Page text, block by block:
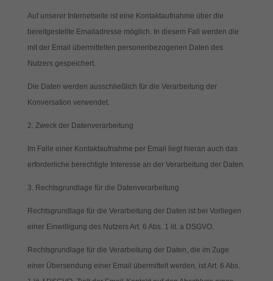
Auf unserer Internetseite ist eine Kontaktaufnahme über die
bereitgestellte Emailadresse möglich. In diesem Fall werden die
mit der Email übermittelten personenbezogenen Daten des
Nutzers gespeichert.
Die Daten werden ausschließlich für die Verarbeitung der
Konversation verwendet.
2. Zweck der Datenverarbeitung
Im Falle einer Kontaktaufnahme per Email liegt hieran auch das
erforderliche berechtigte Interesse an der Verarbeitung der Daten.
3. Rechtsgrundlage für die Datenverarbeitung
Rechtsgrundlage für die Verarbeitung der Daten ist bei Vorliegen
einer Einwilligung des Nutzers Art. 6 Abs. 1 lit. a DSGVO.
Rechtsgrundlage für die Verarbeitung der Daten, die im Zuge
einer Übersendung einer Email übermittelt werden, ist Art. 6 Abs.